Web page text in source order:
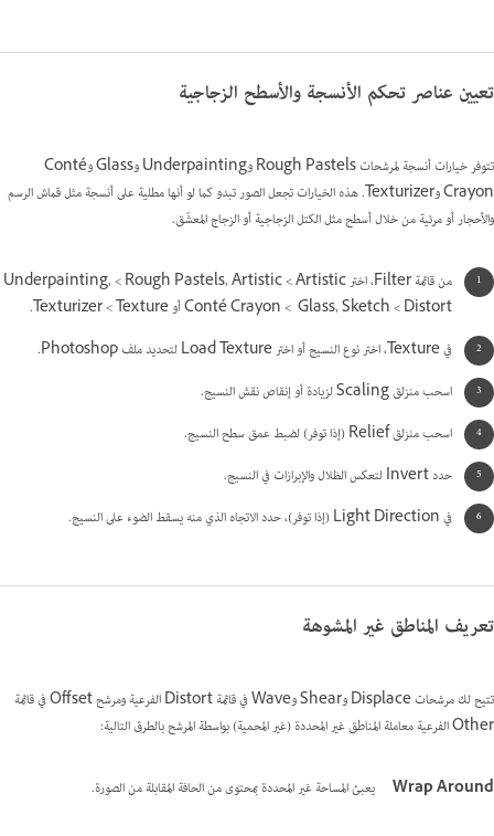
تعيين عناصر تحكم الأنسجة والأسطح الزجاجية
تتوفر خيارات أنسجة لمرشحات Rough Pastels وUnderpainting وGlass وConté
Crayon وTexturizer. هذه الخيارات تجعل الصور تبدو كما لو أنها مطلية على أنسجة مثل قماش الرسم
والأحجار أو مرئية من خلال أسطح مثل الكتل الزجاجية أو الزجاج المعشّق.
من قائمة Filter، اختر Artistic >‏ Rough Pastels, Artistic >‏ Underpainting,
Distort >‏ ‎ Glass, Sketch >‏‏ Conté Crayon أو Texture >‏ Texturizer.
في Texture، اختر نوع النسيج أو اختر Load Texture لتحديد ملف Photoshop.
اسحب منزلق Scaling لزيادة أو إنقاص نقش النسيج.
اسحب منزلق Relief (إذا توفر) لضبط عمق سطح النسيج.
حدد Invert لتعكس الظلال والإبرازات في النسيج.
في Light Direction (إذا توفر)، حدد الاتجاه الذي منه يسقط الضوء على النسيج.
تعريف المناطق غير المشوهة
تتيح لك مرشحات Displace وShear وWave في قائمة Distort الفرعية ومرشح Offset في قائمة
Other الفرعية معاملة المناطق غير المحددة (غير المحمية) بواسطة المرشح بالطرق التالية:
Wrap Around يعبئ المساحة غير المحددة بمحتوى من الحافة المقابلة من الصورة.